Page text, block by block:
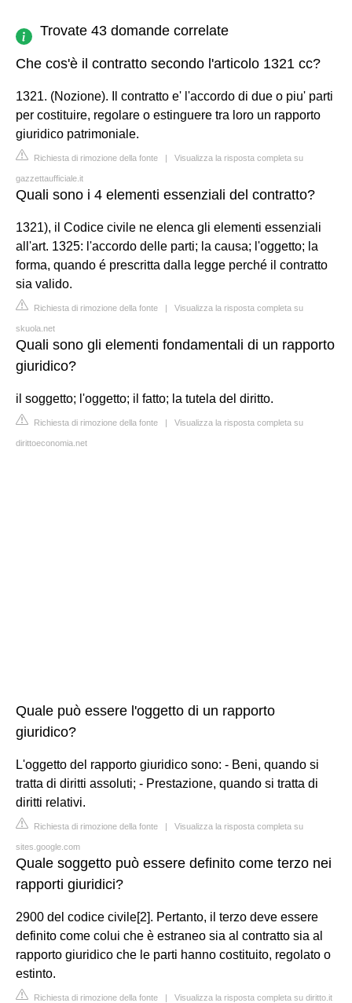
Trovate 43 domande correlate
Che cos'è il contratto secondo l'articolo 1321 cc?
1321. (Nozione). Il contratto e' l'accordo di due o piu' parti
per costituire, regolare o estinguere tra loro un rapporto
giuridico patrimoniale.
Richiesta di rimozione della fonte | Visualizza la risposta completa su
gazzettaufficiale.it
Quali sono i 4 elementi essenziali del contratto?
1321), il Codice civile ne elenca gli elementi essenziali
all'art. 1325: l'accordo delle parti; la causa; l'oggetto; la
forma, quando é prescritta dalla legge perché il contratto
sia valido.
Richiesta di rimozione della fonte | Visualizza la risposta completa su
skuola.net
Quali sono gli elementi fondamentali di un rapporto
giuridico?
il soggetto; l'oggetto; il fatto; la tutela del diritto.
Richiesta di rimozione della fonte | Visualizza la risposta completa su
dirittoeconomia.net
Quale può essere l'oggetto di un rapporto
giuridico?
L'oggetto del rapporto giuridico sono: - Beni, quando si
tratta di diritti assoluti; - Prestazione, quando si tratta di
diritti relativi.
Richiesta di rimozione della fonte | Visualizza la risposta completa su
sites.google.com
Quale soggetto può essere definito come terzo nei
rapporti giuridici?
2900 del codice civile[2]. Pertanto, il terzo deve essere
definito come colui che è estraneo sia al contratto sia al
rapporto giuridico che le parti hanno costituito, regolato o
estinto.
Richiesta di rimozione della fonte | Visualizza la risposta completa su diritto.it